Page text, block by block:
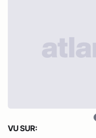
VU SUR: